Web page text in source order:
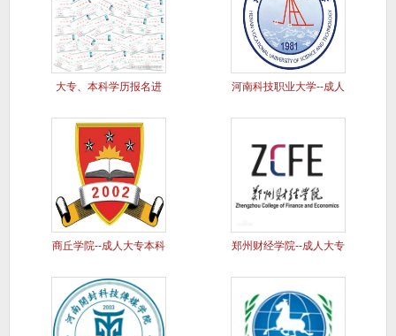
大专、本科学历报名进 河南科技职业大学--成人
商丘学院--成人大专本科 郑州财经学院--成人大专